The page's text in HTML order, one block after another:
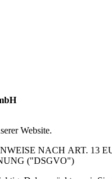
Website.
NACH ART. 13
( DSGVO )